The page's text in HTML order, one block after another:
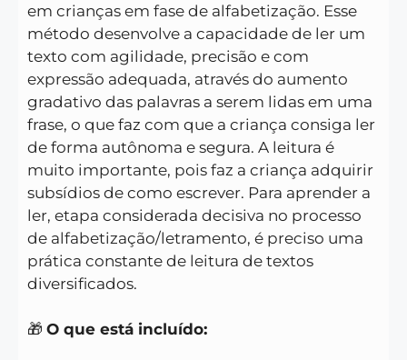
em crianças em fase de alfabetização. Esse
método desenvolve a capacidade de ler um
texto com agilidade, precisão e com
expressão adequada, através do aumento
gradativo das palavras a serem lidas em uma
frase, o que faz com que a criança consiga ler
de forma autônoma e segura. A leitura é
muito importante, pois faz a criança adquirir
subsídios de como escrever. Para aprender a
ler, etapa considerada decisiva no processo
de alfabetização/letramento, é preciso uma
prática constante de leitura de textos
diversificados.
🎁 O que está incluído: